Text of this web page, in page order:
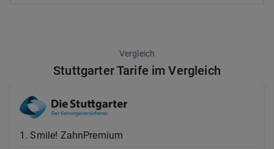
Vergleich
Stuttgarter Tarife im Vergleich
1 . Smile! ZahnPremium